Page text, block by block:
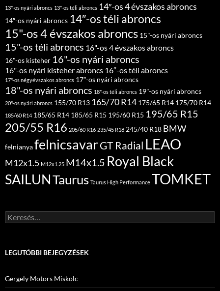
13"-os nyári abroncs 13"-os téli abroncs 14″-os 4 évszakos abroncs
14″-os nyári abroncs 14″-os téli abroncs
15"-os 4 évszakos abroncs 15"-os nyári abroncs
15"-os téli abroncs 16"-os 4 évszakos abroncs
16"-os kisteher 16"-os nyári abroncs
16"-os nyári kisteher abroncs 16″-os téli abroncs
17"-os négyévszakos abroncs 17″-os nyári abroncs
18"-os nyári abroncs 18"-os téli abroncs 19"-os nyári abroncs
20"-os nyári abroncs 155/70 R13 165/70 R14 175/65 R14 175/70 R14
185/60 R14 185/65 R14 185/65 R15 195/60 R15 195/65 R15
205/55 R16 205/60 R16 235/45 R18 245/40 R18 BMW
felnianyafelnicsavarGT Radial LEAO
M12x1.5 M12x1.25 M14x1.5 Royal Black
SAILUNTaurus Taurus High Performance TOMKET
Keresés:
LEGUTÓBBI BEJEGYZÉSEK
Gergely Motors Miskolc